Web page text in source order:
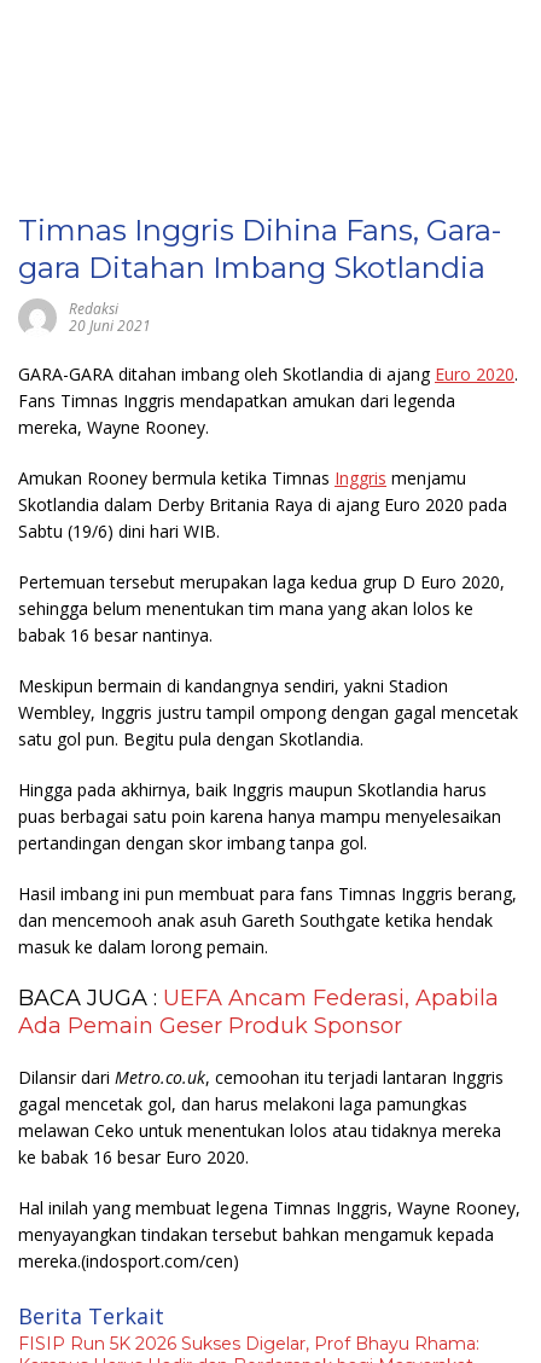
Timnas Inggris Dihina Fans, Gara-
gara Ditahan Imbang Skotlandia
Redaksi
20 Juni 2021
GARA-GARA ditahan imbang oleh Skotlandia di ajang Euro 2020.
Fans Timnas Inggris mendapatkan amukan dari legenda
mereka, Wayne Rooney.
Amukan Rooney bermula ketika Timnas Inggris menjamu
Skotlandia dalam Derby Britania Raya di ajang Euro 2020 pada
Sabtu (19/6) dini hari WIB.
Pertemuan tersebut merupakan laga kedua grup D Euro 2020,
sehingga belum menentukan tim mana yang akan lolos ke
babak 16 besar nantinya.
Meskipun bermain di kandangnya sendiri, yakni Stadion
Wembley, Inggris justru tampil ompong dengan gagal mencetak
satu gol pun. Begitu pula dengan Skotlandia.
Hingga pada akhirnya, baik Inggris maupun Skotlandia harus
puas berbagai satu poin karena hanya mampu menyelesaikan
pertandingan dengan skor imbang tanpa gol.
Hasil imbang ini pun membuat para fans Timnas Inggris berang,
dan mencemooh anak asuh Gareth Southgate ketika hendak
masuk ke dalam lorong pemain.
BACA JUGA : UEFA Ancam Federasi, Apabila
Ada Pemain Geser Produk Sponsor
Dilansir dari Metro.co.uk, cemoohan itu terjadi lantaran Inggris
gagal mencetak gol, dan harus melakoni laga pamungkas
melawan Ceko untuk menentukan lolos atau tidaknya mereka
ke babak 16 besar Euro 2020.
Hal inilah yang membuat legena Timnas Inggris, Wayne Rooney,
menyayangkan tindakan tersebut bahkan mengamuk kepada
mereka.(indosport.com/cen)
Berita Terkait
FISIP Run 5K 2026 Sukses Digelar, Prof Bhayu Rhama: